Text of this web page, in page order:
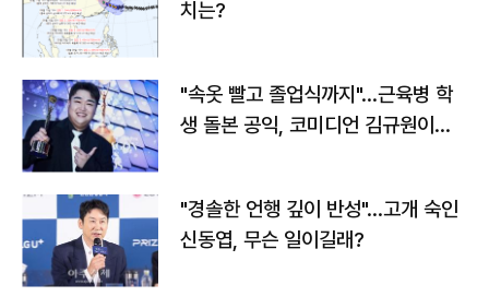
치는?
"속옷 빨고 졸업식까지"…근육병 학
생 돌본 공익, 코미디언 김규원이었
"경솔한 언행 깊이 반성"…고개 숙인
신동엽, 무슨 일이길래?